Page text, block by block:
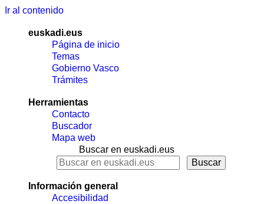
Ir al contenido
euskadi.eus
Página de inicio
Temas
Gobierno Vasco
Trámites
Herramientas
Contacto
Buscador
Mapa web
Buscar en euskadi.eus
Información general
Accesibilidad